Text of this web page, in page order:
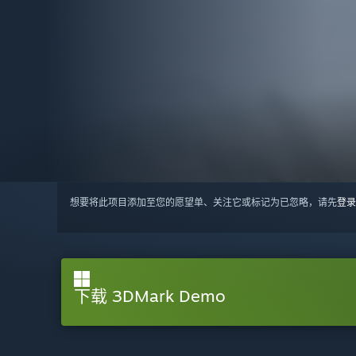
想要将此项目添加至您的愿望单、关注它或标记为已忽略，请先登录
下载 3DMark Demo